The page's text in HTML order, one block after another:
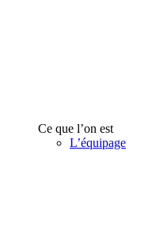
Ce que l’on est
L’équipage